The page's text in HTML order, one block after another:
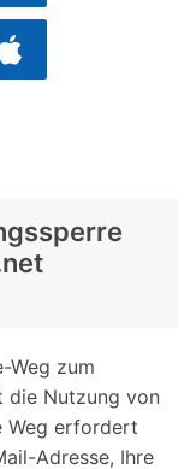
Weg zum
die Nutzung von
Weg erfordert
Adresse, Ihre